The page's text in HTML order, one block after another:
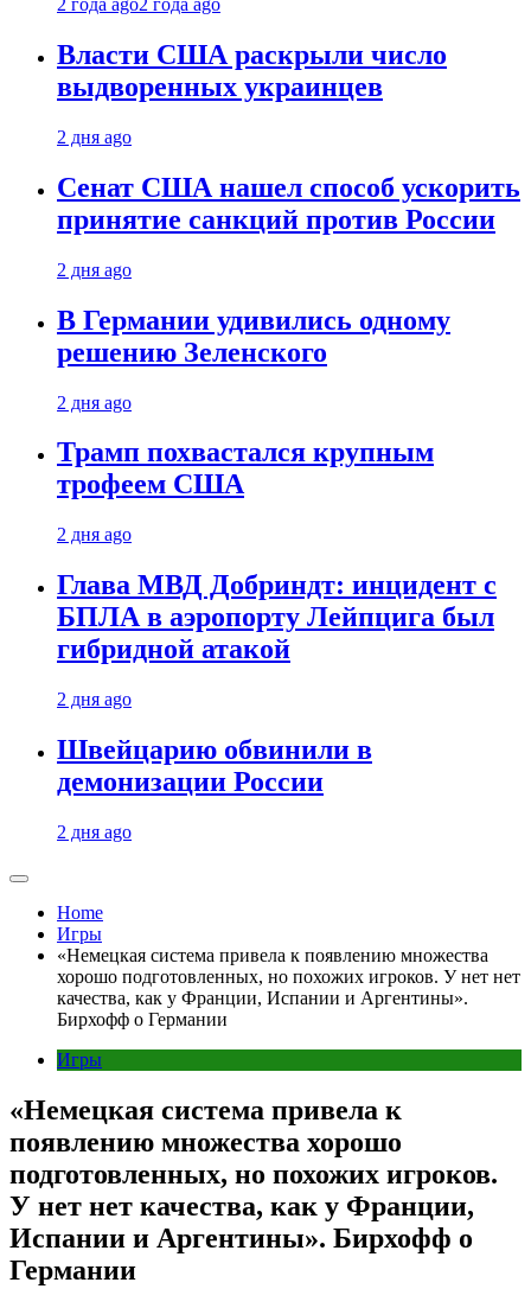
2 года ago2 года ago
Власти США раскрыли число
выдворенных украинцев
2 дня ago
Сенат США нашел способ ускорить
принятие санкций против России
2 дня ago
В Германии удивились одному
решению Зеленского
2 дня ago
Трамп похвастался крупным
трофеем США
2 дня ago
Глава МВД Добриндт: инцидент с
БПЛА в аэропорту Лейпцига был
гибридной атакой
2 дня ago
Швейцарию обвинили в
демонизации России
2 дня ago
Home
Игры
«Немецкая система привела к появлению множества
хорошо подготовленных, но похожих игроков. У нет нет
качества, как у Франции, Испании и Аргентины».
Бирхофф о Германии
Игры
«Немецкая система привела к
появлению множества хорошо
подготовленных, но похожих игроков.
У нет нет качества, как у Франции,
Испании и Аргентины». Бирхофф о
Германии